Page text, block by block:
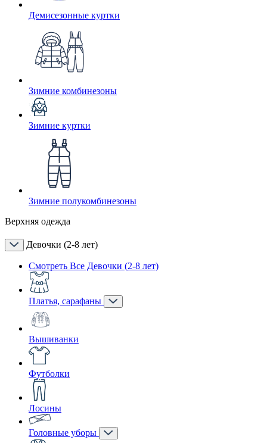
Демисезонные куртки
Зимние комбинезоны
Зимние куртки
Зимние полукомбинезоны
Верхняя одежда
Девочки (2-8 лет)
Смотреть Все Девочки (2-8 лет)
Платья, сарафаны
Вышиванки
Футболки
Лосины
Головные уборы